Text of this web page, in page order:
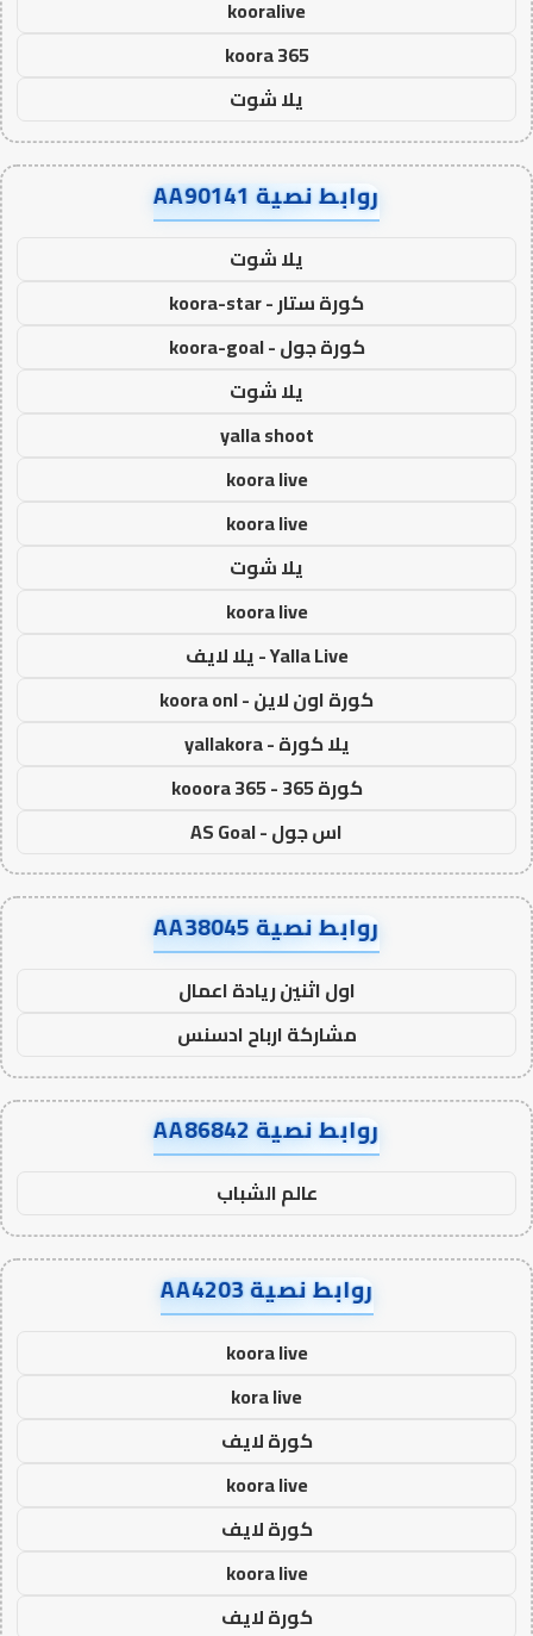
kooralive
koora 365
يلا شوت
روابط نصية AA90141
يلا شوت
كورة ستار - koora-star
كورة جول - koora-goal
يلا شوت
yalla shoot
koora live
koora live
يلا شوت
koora live
Yalla Live - يلا لايف
كورة اون لاين - koora onl
يلا كورة - yallakora
كورة 365 - kooora 365
اس جول - AS Goal
روابط نصية AA38045
اول اثنين ريادة اعمال
مشاركة ارباح ادسنس
روابط نصية AA86842
عالم الشباب
روابط نصية AA4203
koora live
kora live
كورة لايف
koora live
كورة لايف
koora live
كورة لايف